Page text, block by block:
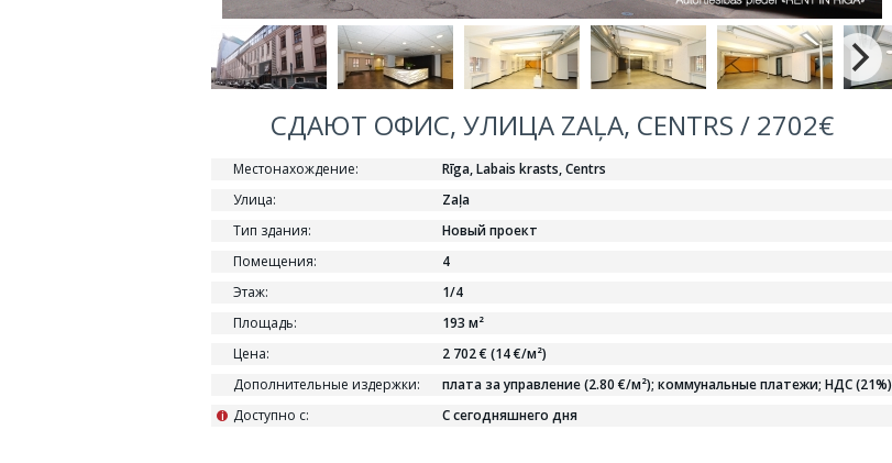
СДАЮТ ОФИС, УЛИЦА ZAĻA, CENTRS / 2702€
Местонахождение:
Rīga, Labais krasts, Centrs
Улица:
Zaļa
Тип здания:
Новый проект
Помещения:
4
Этаж:
1/4
Площадь:
193 м²
Цена:
2 702 € (14 €/м²)
Дополнительные издержки:
плата за управление (2.80 €/м²); коммунальные платежи; НДС (21%)
Доступно с:
i С сегодняшнего дня